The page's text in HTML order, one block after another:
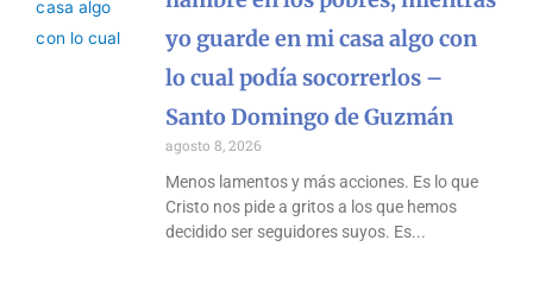
yo guarde en mi casa algo con
lo cual podía socorrerlos –
Santo Domingo de Guzmán
agosto 8, 2026
Menos lamentos y más acciones. Es lo que
Cristo nos pide a gritos a los que hemos
decidido ser seguidores suyos. Es